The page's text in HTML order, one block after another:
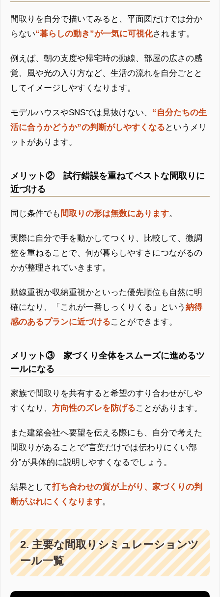
間取りを自分で描いてみると、平面図だけでは分か
らない“暮らしの動き”が一気に可視化されます。
例えば、朝の支度や帰宅時の動線、部屋の広さの感
覚、風や光の入り方など、生活の流れを自分ごとと
してイメージしやすくなります。
モデルハウスやSNSでは見抜けない、 “自分たちの生
活に合うかどうか”の判断がしやすくなる というメリ
ットがあります。
メリット② 試行錯誤を重ねてベストな間取りに
近づける
同じ条件でも 間取りの形は無数にあります。
実際に自分で手を動かしてつくり、比較して、微調
整を重ねることで、何が暮らしやすさにつながるの
かが整理されていきます。
動線重視か収納重視かといった優先順位も自然に明
確になり、「これが一番しっくりくる」という 納得
感のあるプランに近づけることができます。
メリット③ 家づくり全体をスムーズに進めるツ
ールになる
家族で間取りを共有すると希望のすり合わせがしや
すくなり、 方向性のズレを防げることがあります。
また建築会社へ要望を伝える際にも、自分で考えた
間取りがあることで“言葉だけでは伝わりにくい部
分”が具体的に説明しやすくなるでしょう。
結果として打ち合わせの質が上がり、家づくりの判
断がぶれにくくなります。
2. 主要な間取りシミュレーションツ
ール一覧